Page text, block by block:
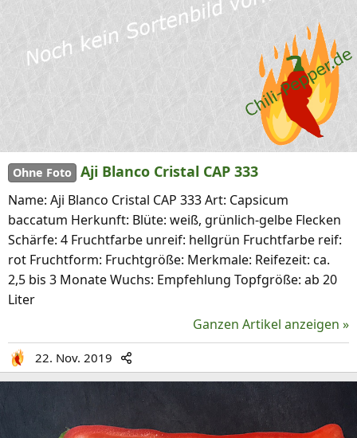
Ohne Foto Aji Blanco Cristal CAP 333
Name: Aji Blanco Cristal CAP 333 Art: Capsicum
baccatum Herkunft: Blüte: weiß, grünlich-gelbe Flecken
Schärfe: 4 Fruchtfarbe unreif: hellgrün Fruchtfarbe reif:
rot Fruchtform: Fruchtgröße: Merkmale: Reifezeit: ca.
2,5 bis 3 Monate Wuchs: Empfehlung Topfgröße: ab 20
Liter
Ganzen Artikel anzeigen »
22. Nov. 2019